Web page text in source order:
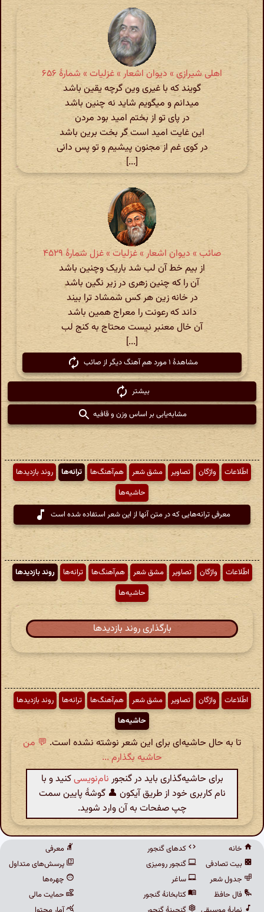
اهلی شیرازی » دیوان اشعار » غزلیات » شمارهٔ ۶۵۶
گویند که با غیری وین گرچه یقین باشد
میدانم و میگویم شاید نه چنین باشد
در پای تو از بختم امید بود مردن
این غایت امید است گر بخت برین باشد
در کوی غم از مجنون پیشیم و تو پس دانی
[...]
صائب » دیوان اشعار » غزلیات » غزل شمارهٔ ۴۵۲۹
از بیم خط آن لب شد باریک وچنین باشد
آن را که چنین زهری در زیر نگین باشد
در خانه زین هر کس شمشاد ترا بیند
داند که رعونت را معراج همین باشد
آن خال معنبر نیست محتاج به کنج لب
[...]
مشاهدهٔ ۱ مورد هم آهنگ دیگر از صائب
بیشتر
مشابه‌یابی بر اساس وزن و قافیه
اطّلاعات واژگان تصاویر مشق شعر هم‌آهنگ‌ها ترانه‌ها
روند بازدیدها
حاشیه‌ها
معرفی ترانه‌هایی که در متن آنها از این شعر استفاده شده است
اطّلاعات واژگان تصاویر مشق شعر هم‌آهنگ‌ها ترانه‌ها
روند بازدیدها
حاشیه‌ها
بارگذاری روند بازدیدها
اطّلاعات واژگان تصاویر مشق شعر هم‌آهنگ‌ها ترانه‌ها
روند بازدیدها
حاشیه‌ها
تا به حال حاشیه‌ای برای این شعر نوشته نشده است. 💬 من
حاشیه بگذارم ...
برای حاشیه‌گذاری باید در گنجور نام‌نویسیکنید و با
نام کاربری خود از طریق آیکون 👤 گوشهٔ پایین سمت
چپ صفحات به آن وارد شوید.
خانه
بیت تصادفی
جدول شعر
فال حافظ
کدهای گنجور
گنجور رومیزی
ساغر
کتابخانهٔ گنجور
معرفی
پرسش‌های متداول
چهره‌ها
حمایت مالی